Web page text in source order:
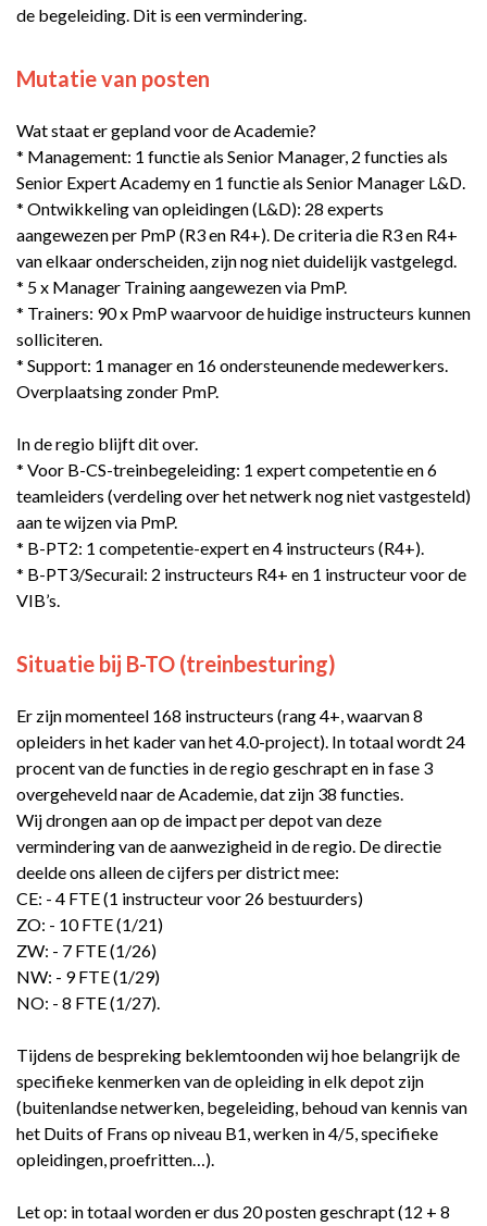
de begeleiding. Dit is een vermindering.
Mutatie van posten
Wat staat er gepland voor de Academie?
* Management: 1 functie als Senior Manager, 2 functies als
Senior Expert Academy en 1 functie als Senior Manager L&D.
* Ontwikkeling van opleidingen (L&D): 28 experts
aangewezen per PmP (R3 en R4+). De criteria die R3 en R4+
van elkaar onderscheiden, zijn nog niet duidelijk vastgelegd.
* 5 x Manager Training aangewezen via PmP.
* Trainers: 90 x PmP waarvoor de huidige instructeurs kunnen
solliciteren.
* Support: 1 manager en 16 ondersteunende medewerkers.
Overplaatsing zonder PmP.
In de regio blijft dit over.
* Voor B-CS-treinbegeleiding: 1 expert competentie en 6
teamleiders (verdeling over het netwerk nog niet vastgesteld)
aan te wijzen via PmP.
* B-PT2: 1 competentie-expert en 4 instructeurs (R4+).
* B-PT3/Securail: 2 instructeurs R4+ en 1 instructeur voor de
VIB’s.
Situatie bij B-TO (treinbesturing)
Er zijn momenteel 168 instructeurs (rang 4+, waarvan 8
opleiders in het kader van het 4.0-project). In totaal wordt 24
procent van de functies in de regio geschrapt en in fase 3
overgeheveld naar de Academie, dat zijn 38 functies.
Wij drongen aan op de impact per depot van deze
vermindering van de aanwezigheid in de regio. De directie
deelde ons alleen de cijfers per district mee:
CE: - 4 FTE (1 instructeur voor 26 bestuurders)
ZO: - 10 FTE (1/21)
ZW: - 7 FTE (1/26)
NW: - 9 FTE (1/29)
NO: - 8 FTE (1/27).
Tijdens de bespreking beklemtoonden wij hoe belangrijk de
specifieke kenmerken van de opleiding in elk depot zijn
(buitenlandse netwerken, begeleiding, behoud van kennis van
het Duits of Frans op niveau B1, werken in 4/5, specifieke
opleidingen, proefritten…).
Let op: in totaal worden er dus 20 posten geschrapt (12 + 8